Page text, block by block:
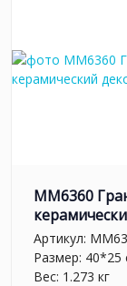
MM6360
Артикул:
Размер: 40*25
Вес: 1.273 кг